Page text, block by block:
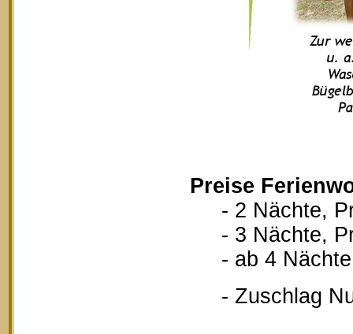
Preise
- 2 Nächte,
- 3 Nächte,
- ab 4 Nächte,
- Zuschlag